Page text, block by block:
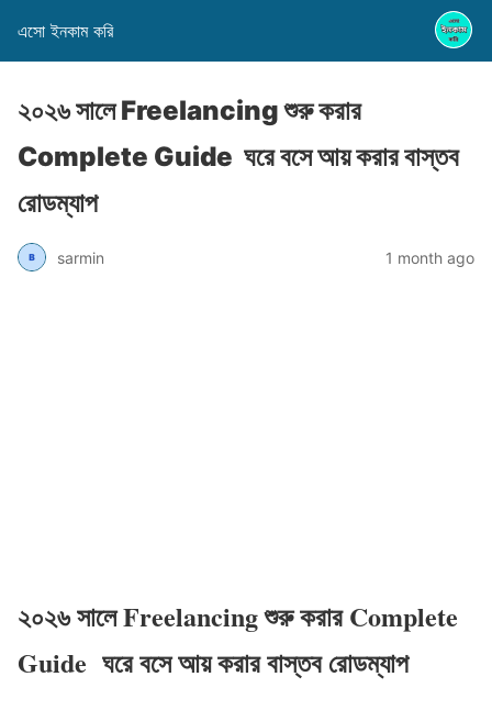
এসো ইনকাম করি
২০২৬ সালে Freelancing শুরু করার
Complete Guide ঘরে বসে আয় করার বাস্তব
রোডম্যাপ
sarmin 1 month ago
২০২৬ সালে Freelancing শুরু করার Complete
Guide ঘরে বসে আয় করার বাস্তব রোডম্যাপ